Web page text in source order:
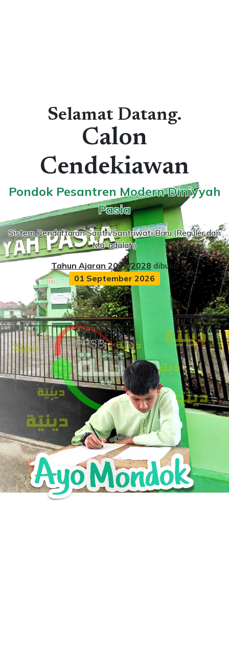
Calon
Pemimpin Masa
Depan
Pondok Pesantren Modern Diniyyah
Pasia
Sistem Pendaftaran Santri/Santriwati Baru (Reguler dan
Mu`adalah)
Tahun Ajaran 2027/2028dibuka
01 September 2026